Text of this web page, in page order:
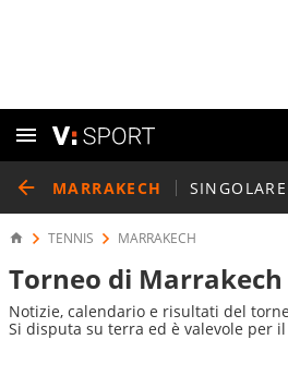
MARRAKECH
TENNIS MARRAKECH
Torneo di Marrakech
Notizie, calendario e risultati del
Si disputa su terra ed è valevole per